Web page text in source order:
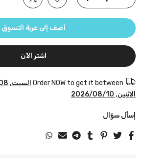
أضف إلى عربة التسوق
اشتر الآن
Order NOW to get it between السبت, 2026/08/08
الاثنين, 2026/08/10
إسأل سؤال